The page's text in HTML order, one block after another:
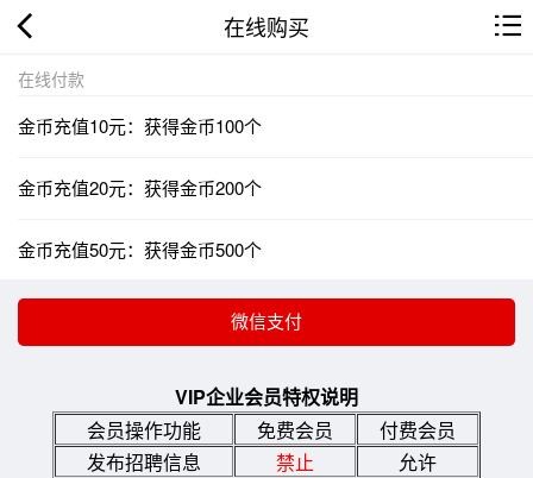
在线购买
在线付款
金币充值10元：获得金币100个
金币充值20元：获得金币200个
金币充值50元：获得金币500个
VIP企业会员特权说明
会员操作功能
免费会员
付费会员
发布招聘信息
禁止
允许